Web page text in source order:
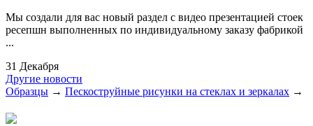
Мы создали для вас новый раздел с видео презентацией стоек
ресепшн выполненных по индивидуальному заказу фабрикой
...
31 Декабря
Другие новости
Образцы → Пескоструйные рисунки на стеклах и зеркалах →